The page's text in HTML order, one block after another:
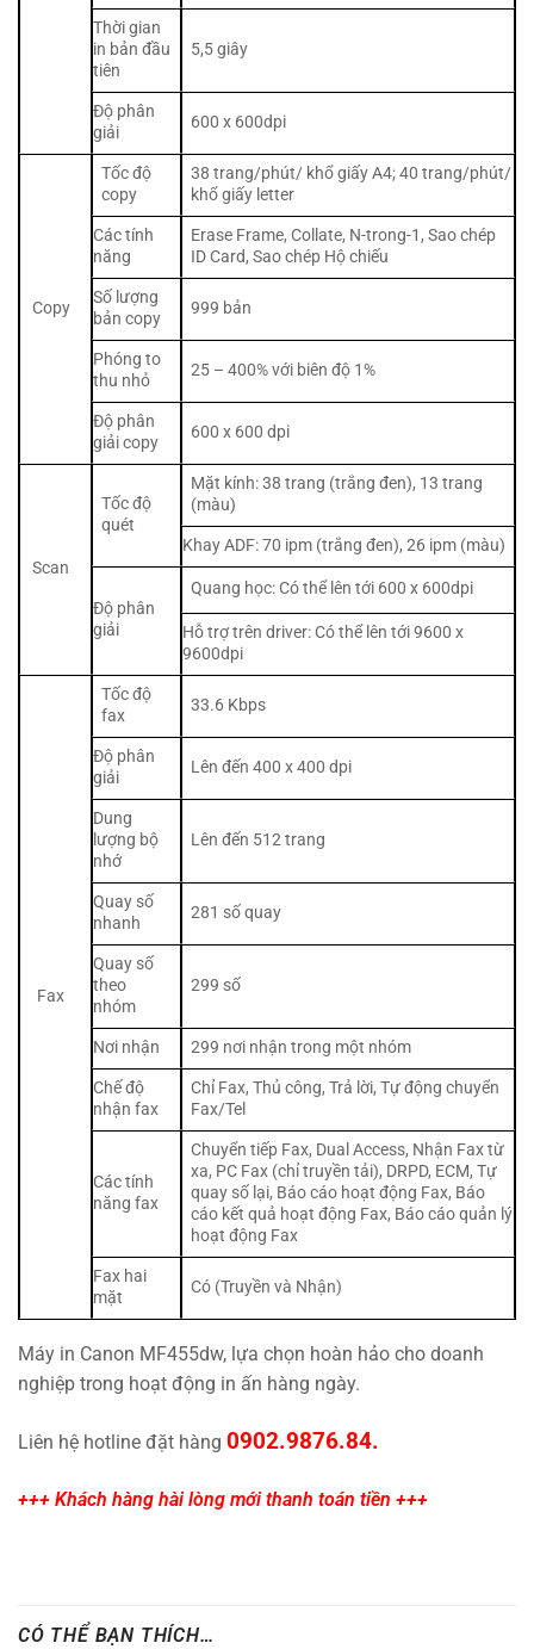
Thời gian
in bản đầu
tiên
5,5 giây
Độ phân
giải
600 x 600dpi
Copy
Tốc độ
copy
38 trang/phút/ khổ giấy A4; 40 trang/phút/
khổ giấy letter
Các tính
năng
Erase Frame, Collate, N-trong-1, Sao chép
ID Card, Sao chép Hộ chiếu
Số lượng
bản copy
999 bản
Phóng to
thu nhỏ
25 – 400% với biên độ 1%
Độ phân
giải copy
600 x 600 dpi
Scan
Tốc độ
quét
Mặt kính: 38 trang (trắng đen), 13 trang
(màu)
Khay ADF: 70 ipm (trắng đen), 26 ipm (màu)
Độ phân
giải
Quang học: Có thể lên tới 600 x 600dpi
Hỗ trợ trên driver: Có thể lên tới 9600 x
9600dpi
Fax
Tốc độ
fax
33.6 Kbps
Độ phân
giải
Lên đến 400 x 400 dpi
Dung
lượng bộ
nhớ
Lên đến 512 trang
Quay số
nhanh
281 số quay
Quay số
theo
nhóm
299 số
Nơi nhận
299 nơi nhận trong một nhóm
Chế độ
nhận fax
Chỉ Fax, Thủ công, Trả lời, Tự động chuyển
Fax/Tel
Các tính
năng fax
Chuyển tiếp Fax, Dual Access, Nhận Fax từ
xa, PC Fax (chỉ truyền tải), DRPD, ECM, Tự
quay số lại, Báo cáo hoạt động Fax, Báo
cáo kết quả hoạt động Fax, Báo cáo quản lý
hoạt động Fax
Fax hai
mặt
Có (Truyền và Nhận)
Máy in Canon MF455dw, lựa chọn hoàn hảo cho doanh
nghiệp trong hoạt động in ấn hàng ngày.
Liên hệ hotline đặt hàng 0902.9876.84.
+++ Khách hàng hài lòng mới thanh toán tiền +++
CÓ THỂ BẠN THÍCH…